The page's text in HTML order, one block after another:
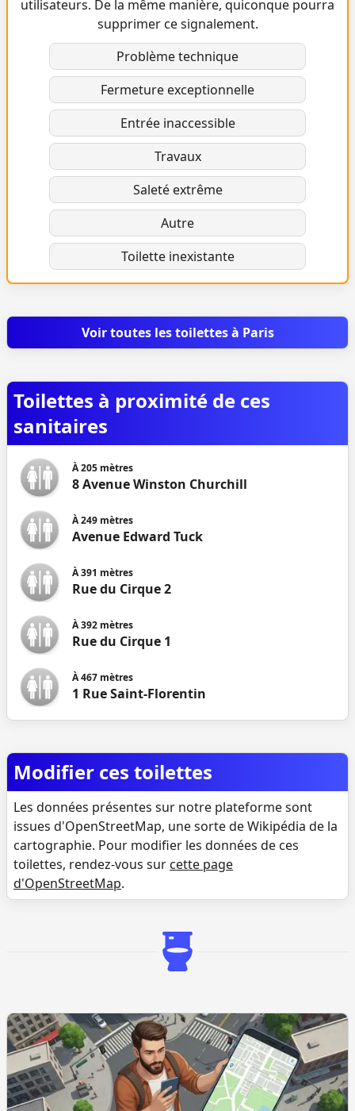
utilisateurs. De la même manière, quiconque pourra
supprimer ce signalement.
Problème technique
Fermeture exceptionnelle
Entrée inaccessible
Travaux
Saleté extrême
Autre
Toilette inexistante
Voir toutes les toilettes à Paris
Toilettes à proximité de ces
sanitaires
À205 mètres
8 Avenue Winston Churchill
À249 mètres
Avenue Edward Tuck
À391 mètres
Rue du Cirque 2
À392 mètres
Rue du Cirque 1
À467 mètres
1 Rue Saint-Florentin
Modifier ces toilettes
Les données présentes sur notre plateforme sont
issues d'OpenStreetMap, une sorte de Wikipédia de la
cartographie. Pour modifier les données de ces
toilettes, rendez-vous sur cette page
d'OpenStreetMap.